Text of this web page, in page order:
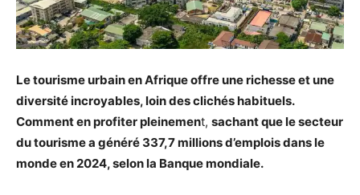
Le tourisme urbain en Afrique offre une richesse et une
diversité incroyables, loin des clichés habituels.
Comment en profiter pleinement, sachant que le secteur
du tourisme a généré 337,7 millions d’emplois dans le
monde en 2024,selon la Banque mondiale.